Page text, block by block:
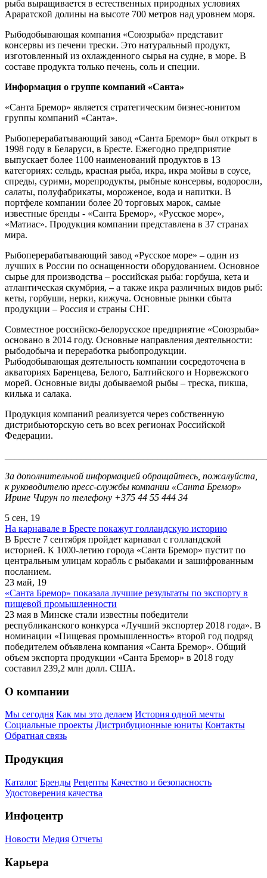
рыба выращивается в естественных природных условиях
Араратской долины на высоте 700 метров над уровнем моря.
Рыбодобывающая компания «Союзрыба» представит
консервы из печени трески. Это натуральный продукт,
изготовленный из охлажденного сырья на судне, в море. В
составе продукта только печень, соль и специи.
Информация о группе компаний «Санта»
«Санта Бремор» является стратегическим бизнес-юнитом
группы компаний «Санта».
Рыбоперерабатывающий завод «Санта Бремор» был открыт в
1998 году в Беларуси, в Бресте. Ежегодно предприятие
выпускает более 1100 наименований продуктов в 13
категориях: сельдь, красная рыба, икра, икра мойвы в соусе,
спреды, сурими, морепродукты, рыбные консервы, водоросли,
салаты, полуфабрикаты, мороженое, вода и напитки. В
портфеле компании более 20 торговых марок, самые
известные бренды - «Санта Бремор», «Русское море»,
«Матиас». Продукция компании представлена в 37 странах
мира.
Рыбоперерабатывающий завод «Русское море» – один из
лучших в России по оснащенности оборудованием. Основное
сырье для производства – российская рыба: горбуша, кета и
атлантическая скумбрия, – а также икра различных видов рыб:
кеты, горбуши, нерки, кижуча. Основные рынки сбыта
продукции – Россия и страны СНГ.
Совместное российско-белорусское предприятие «Союзрыба»
основано в 2014 году. Основные направления деятельности:
рыбодобыча и переработка рыбопродукции.
Рыбодобывающая деятельность компании сосредоточена в
акваториях Баренцева, Белого, Балтийского и Норвежского
морей. Основные виды добываемой рыбы – треска, пикша,
килька и салака.
Продукция компаний реализуется через собственную
дистрибьюторскую сеть во всех регионах Российской
Федерации.
За дополнительной информацией обращайтесь, пожалуйста,
к руководителю пресс-службы компании «Санта Бремор»
Ирине Чирун по телефону +375 44 55 444 34
5 сен, 19
На карнавале в Бресте покажут голландскую историю
В Бресте 7 сентября пройдет карнавал с голландской
историей. К 1000-летию города «Санта Бремор» пустит по
центральным улицам корабль с рыбаками и зашифрованным
посланием.
23 май, 19
«Санта Бремор» показала лучшие результаты по экспорту в
пищевой промышленности
23 мая в Минске стали известны победители
республиканского конкурса «Лучший экспортер 2018 года». В
номинации «Пищевая промышленность» второй год подряд
победителем объявлена компания «Санта Бремор». Общий
объем экспорта продукции «Санта Бремор» в 2018 году
составил 239,2 млн долл. США.
О компании
Мы сегодня Как мы это делаем История одной мечты
Социальные проекты Дистрибуционные юниты Контакты
Обратная связь
Продукция
Каталог Бренды Рецепты Качество и безопасность
Удостоверения качества
Инфоцентр
Новости Медия Отчеты
Карьера